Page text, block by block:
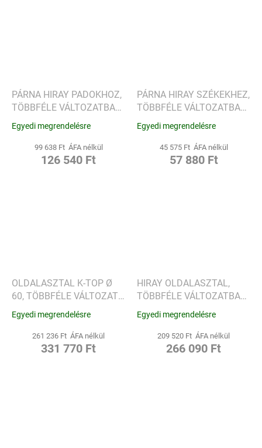
PÁRNA HIRAY PADOKHOZ,
TÖBBFÉLE VÁLTOZATBAN
- KARTELL
Egyedi megrendelésre
99 638 Ft ÁFA nélkül
126 540 Ft
PÁRNA HIRAY SZÉKEKHEZ,
TÖBBFÉLE VÁLTOZATBAN
- KARTELL
Egyedi megrendelésre
45 575 Ft ÁFA nélkül
57 880 Ft
OLDALASZTAL K-TOP Ø
60, TÖBBFÉLE VÁLTOZAT -
KARTELL
Egyedi megrendelésre
261 236 Ft ÁFA nélkül
331 770 Ft
HIRAY OLDALASZTAL,
TÖBBFÉLE VÁLTOZATBAN
- KARTELL
Egyedi megrendelésre
209 520 Ft ÁFA nélkül
266 090 Ft